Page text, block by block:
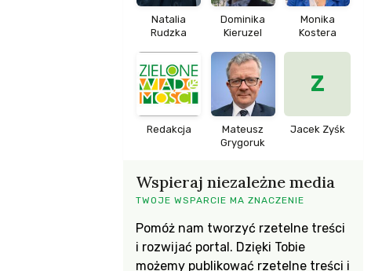
Natalia
Rudzka
Dominika
Kieruzel
Monika
Kostera
Redakcja
Mateusz
Grygoruk
Z
Jacek Zyśk
Wspieraj niezależne media
TWOJE WSPARCIE MA ZNACZENIE
Pomóż nam tworzyć rzetelne treści
i rozwijać portal. Dzięki Tobie
możemy publikować rzetelne treści i